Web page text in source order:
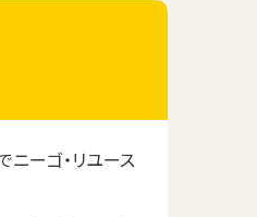
ーゴ・リユース